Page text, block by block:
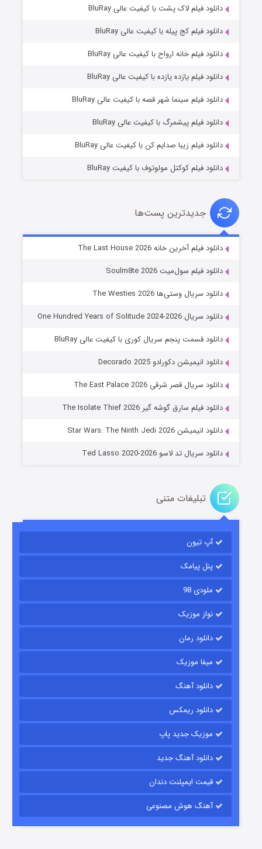
شوگر فصل ۲
خاندان اژدها فصل ۳
قسمت۶ (زیرنویس) منتشر شد
قسمت
دانلود فیلم لاک پشت با کیفیت عالی BluRay
دانلود فیلم کج‌ پیله با کیفیت عالی BluRay
دانلود فیلم خانه ارواح با کیفیت عالی BluRay
دانلود فیلم یازده یازده با کیفیت عالی BluRay
دانلود فیلم سینما شهر قصه با کیفیت عالی BluRay
دانلود فیلم پیشمرگ با کیفیت عالی BluRay
دانلود فیلم زیبا صدایم کن با کیفیت عالی BluRay
دانلود فیلم کوکتل مولوتوف با کیفیت BluRay
جدیدترین پست‌ها
دانلود فیلم آخرین خانه The Last House 2026
دانلود فیلم سول‌میت Soulm8te 2026
دانلود سریال وستی‌ها The Westies 2026
دانلود سریال One Hundred Years of Solitude 2024-2026
دانلود قسمت پنجم سریال کوری با کیفیت عالی BluRay
دانلود انیمیشن دکورادو Decorado 2025
دانلود سریال قصر شرقی The East Palace 2026
دانلود فیلم سارق گوشه گیر The Isolate Thief 2026
دانلود انیمیشن Star Wars: The Ninth Jedi 2026
دانلود سریال تد لاسو Ted Lasso 2020-2026
تبلیغات متنی
آپ تیون
پنل پیامک
ملودی 98
نواز موزیک
دانلود رمان
میفا موزیک
دانلود آهنگ
دانلود ریمکس
موزیک جدید پاپ
دانلود آهنگ جدید
قیمت ایمپلنت دندان
آهنگ هوش مصنوعی